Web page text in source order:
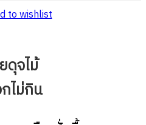
to wishlist
ดุจไม้
ไม่กิน